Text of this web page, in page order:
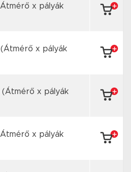
x pályák
(Átmérő x pályák
(Átmérő x pályák
x pályák